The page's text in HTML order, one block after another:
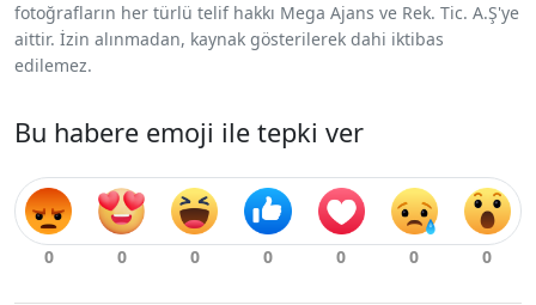
fotoğrafların her türlü telif hakkı Mega Ajans ve Rek. Tic. A.Ş'ye
aittir. İzin alınmadan, kaynak gösterilerek dahi iktibas
edilemez.
Bu habere emoji ile tepki ver